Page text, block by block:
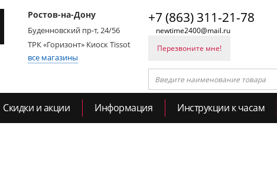
Ростов-на-Дону
Буденновский пр-т, 24/56
ТРК «Горизонт» Киоск Tissot
все магазины
+7 (863) 311-21-78
newtime2400@mail.ru
Перезвоните мне!
Скидки и акции Информация Инструкции к часам